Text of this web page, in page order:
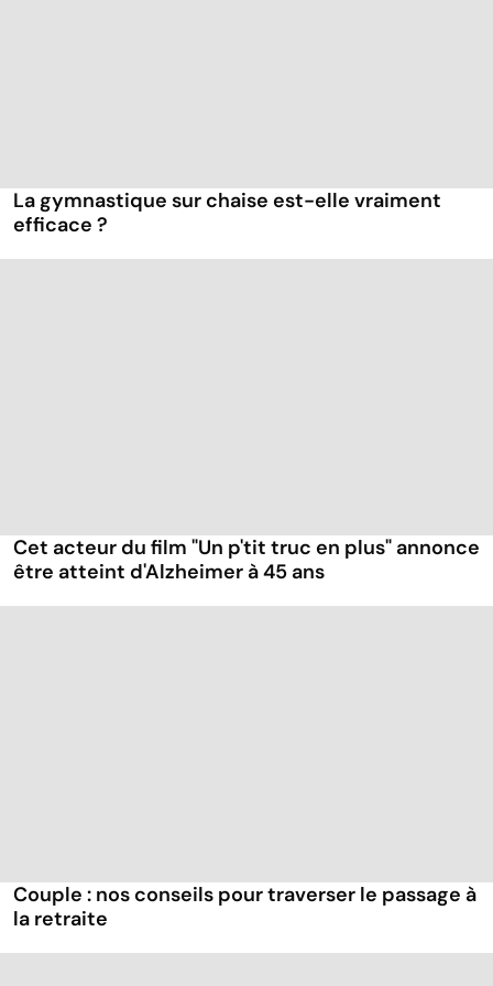
La gymnastique sur chaise est-elle vraiment
efficace ?
Cet acteur du film "Un p'tit truc en plus" annonce
être atteint d'Alzheimer à 45 ans
Couple : nos conseils pour traverser le passage à
la retraite